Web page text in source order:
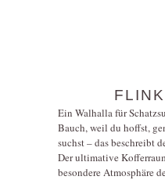
Ein Walhalla für
Bauch, weil du hoffst,
suchst – das beschreibt
Der ultimative
besondere Atmosphäre